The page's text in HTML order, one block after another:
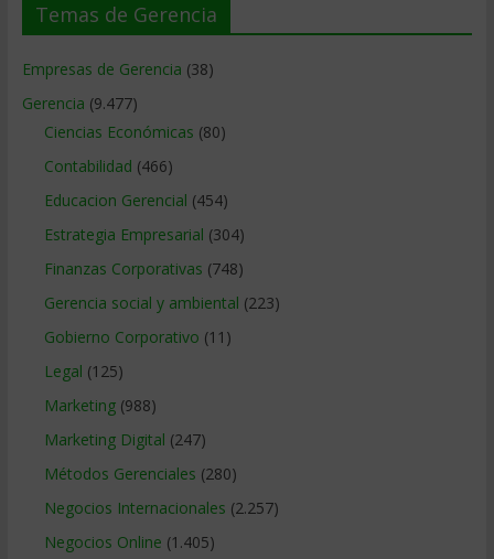
Temas de Gerencia
Empresas de Gerencia (38)
Gerencia (9.477)
Ciencias Económicas (80)
Contabilidad (466)
Educacion Gerencial (454)
Estrategia Empresarial (304)
Finanzas Corporativas (748)
Gerencia social y ambiental (223)
Gobierno Corporativo (11)
Legal (125)
Marketing(988)
Marketing Digital (247)
Métodos Gerenciales (280)
Negocios Internacionales (2.257)
Negocios Online (1.405)